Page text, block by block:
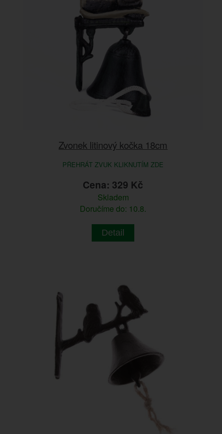
Zvonek litinový kočka 18cm
PŘEHRÁT ZVUK KLIKNUTÍM ZDE
Cena: 329 Kč
Skladem
Doručíme do: 10.8.
Detail